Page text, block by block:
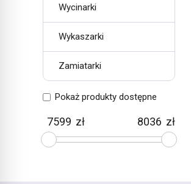
Wycinarki
Wykaszarki
Zamiatarki
Pokaż produkty dostępne
zł zł